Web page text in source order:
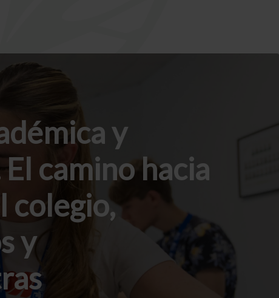
y
camino hacia
colegio,
y